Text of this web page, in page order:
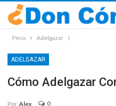
Peso Adelgazar
ADELGAZAR
Cómo Adelgazar
Por Alex 0